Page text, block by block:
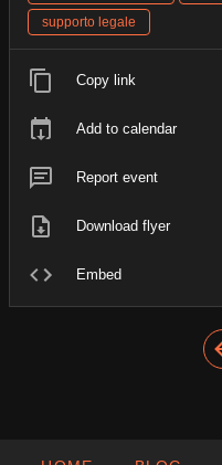
supporto legale
Copy link
Add to calendar
Report event
Download flyer
Embed